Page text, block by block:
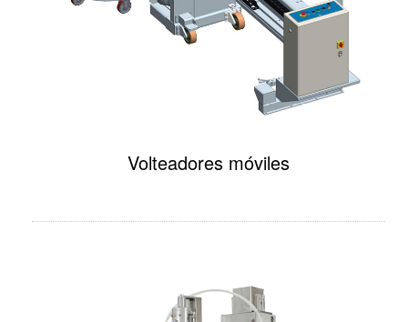
Volteadores móviles